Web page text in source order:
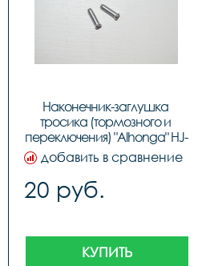
Наконечник-заглушка
тросика (тормозного и
переключения) "Alhonga" HJ-
D1001, код 3122641
добавить в сравнение
20 руб.
КУПИТЬ